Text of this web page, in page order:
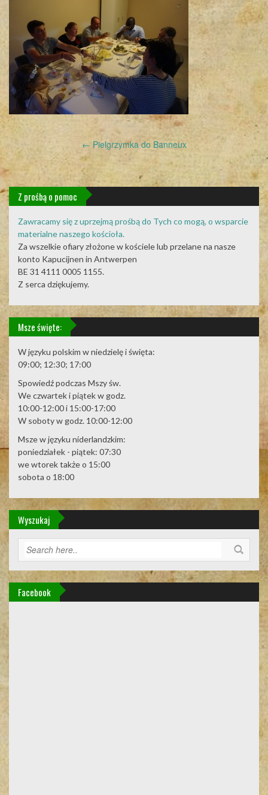
Post
navigation
← Pielgrzymka do Banneux
Z prośbą o pomoc
Zawracamy się z uprzejmą prośbą do Tych co mogą, o wsparcie
materialne naszego kościoła.
Za wszelkie ofiary złożone w kościele lub przelane na nasze
konto Kapucijnen in Antwerpen
BE 31 4111 0005 1155.
Z serca dziękujemy.
Msze święte:
W języku polskim w niedzielę i święta:
09:00; 12:30; 17:00
Spowiedź podczas Mszy św.
We czwartek i piątek w godz.
10:00-12:00 i 15:00-17:00
W soboty w godz. 10:00-12:00
Msze w języku niderlandzkim:
poniedziałek - piątek: 07:30
we wtorek także o 15:00
sobota o 18:00
Wyszukaj
Facebook